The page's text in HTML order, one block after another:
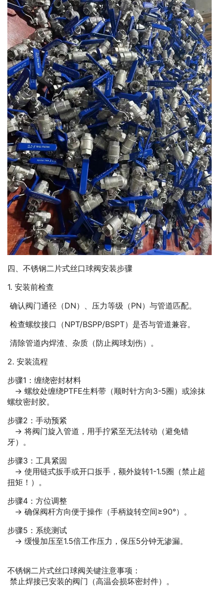
四、不锈钢二片式丝口球阀安装步骤
1. 安装前检查
确认阀门通径（DN）、压力等级（PN）与管道匹配。
检查螺纹接口（NPT/BSPP/BSPT）是否与管道兼容。
清除管道内焊渣、杂质（防止阀球划伤）。
2. 安装流程
步骤1：缠绕密封材料
→ 螺纹处缠绕PTFE生料带（顺时针方向3-5圈）或涂抹
螺纹密封胶。
步骤2：手动预紧
→ 将阀门旋入管道，用手拧紧至无法转动（避免错
牙）。
步骤3：工具紧固
→ 使用链式扳手或开口扳手，额外旋转1-1.5圈（禁止超
扭矩！）。
步骤4：方位调整
→ 确保阀杆方向便于操作（手柄旋转空间≥90°）。
步骤5：系统测试
→ 缓慢加压至1.5倍工作压力，保压5分钟无渗漏。
不锈钢二片式丝口球阀关键注意事项：
禁止焊接已安装的阀门（高温会损坏密封件）。